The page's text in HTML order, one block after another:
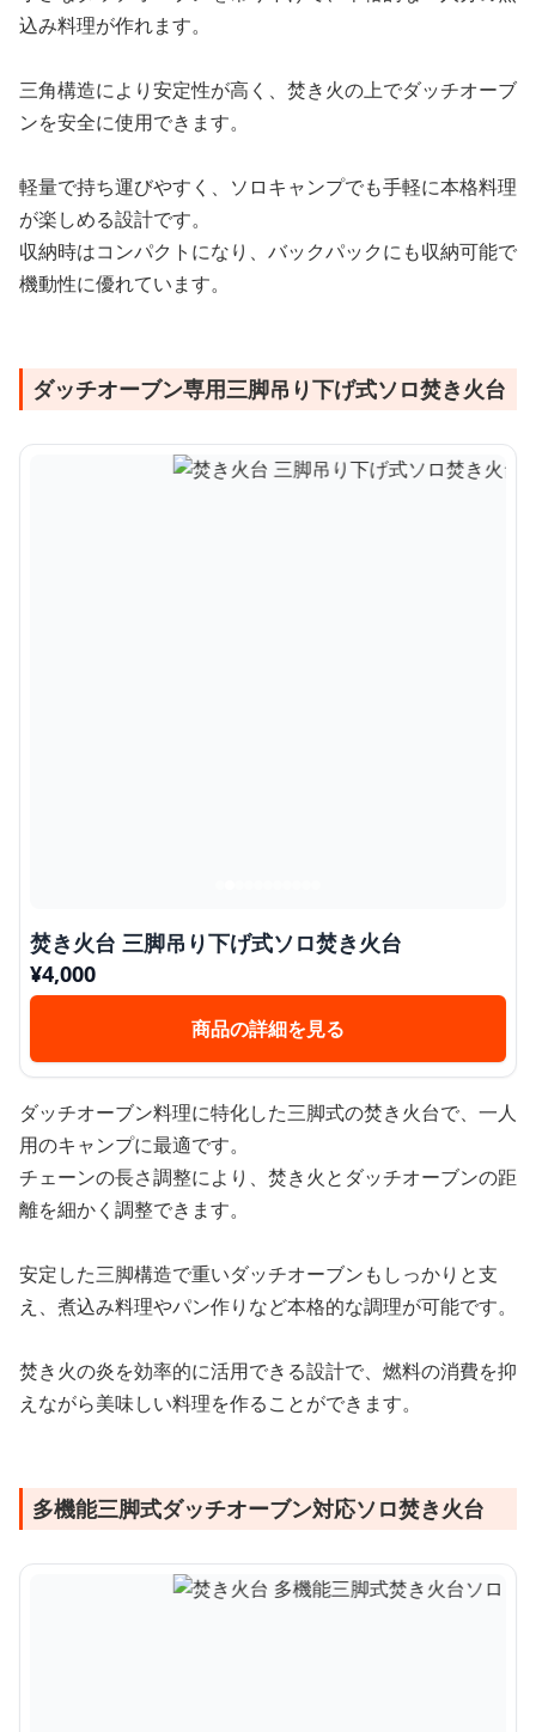
込み料理が作れます。
三角構造により安定性が高く、焚き火の上でダッチオーブ
ンを安全に使用できます。
軽量で持ち運びやすく、ソロキャンプでも手軽に本格料理
が楽しめる設計です。
収納時はコンパクトになり、バックパックにも収納可能で
機動性に優れています。
ダッチオーブン専用三脚吊り下げ式ソロ焚き火台
焚き火台 三脚吊り下げ式ソロ焚き火台
¥4,000
商品の詳細を見る
ダッチオーブン料理に特化した三脚式の焚き火台で、一人
用のキャンプに最適です。
チェーンの長さ調整により、焚き火とダッチオーブンの距
離を細かく調整できます。
安定した三脚構造で重いダッチオーブンもしっかりと支
え、煮込み料理やパン作りなど本格的な調理が可能です。
焚き火の炎を効率的に活用できる設計で、燃料の消費を抑
えながら美味しい料理を作ることができます。
多機能三脚式ダッチオーブン対応ソロ焚き火台